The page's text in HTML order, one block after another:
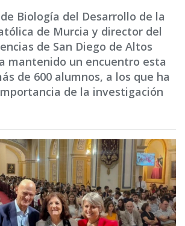
Biología del Desarrollo de la
de Murcia y director del
de San Diego de Altos
mantenido un encuentro esta
de 600 alumnos, a los que ha
de la investigación